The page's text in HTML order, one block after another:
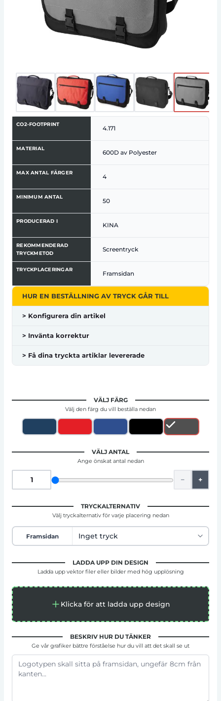
CO2-FOOTPRINT
4.171
MATERIAL
600D av Polyester
MAX ANTAL FÄRGER
4
MINIMUM ANTAL
50
PRODUCERAD I
KINA
REKOMMENDERAD
TRYCKMETOD
Screentryck
TRYCKPLACERINGAR
Framsidan
HUR EN BESTÄLLNING AV TRYCK GÅR TILL
> Konfigurera din artikel
> Invänta korrektur
> Få dina tryckta artiklar levererade
VÄLJ FÄRG
Välj den färg du vill beställa nedan
VÄLJ ANTAL
Ange önskat antal nedan
− +
TRYCKALTERNATIV
Välj tryckalternativ för varje placering nedan
Framsidan
LADDA UPP DIN DESIGN
Ladda upp vektor filer eller bilder med hög upplösning
Klicka för att ladda upp design
BESKRIV HUR DU TÄNKER
Ge vår grafiker bättre förståelse hur du vill att det skall se ut